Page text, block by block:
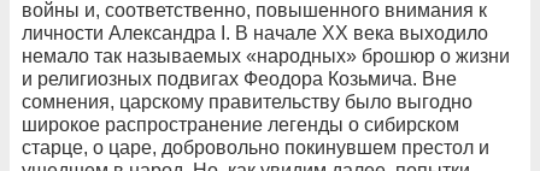
войны и, соответственно, повышенного внимания к
личности Александра I. В начале ХХ века выходило
немало так называемых «народных» брошюр о жизни
и религиозных подвигах Феодора Козьмича. Вне
сомнения, царскому правительству было выгодно
широкое распространение легенды о сибирском
старце, о царе, добровольно покинувшем престол и